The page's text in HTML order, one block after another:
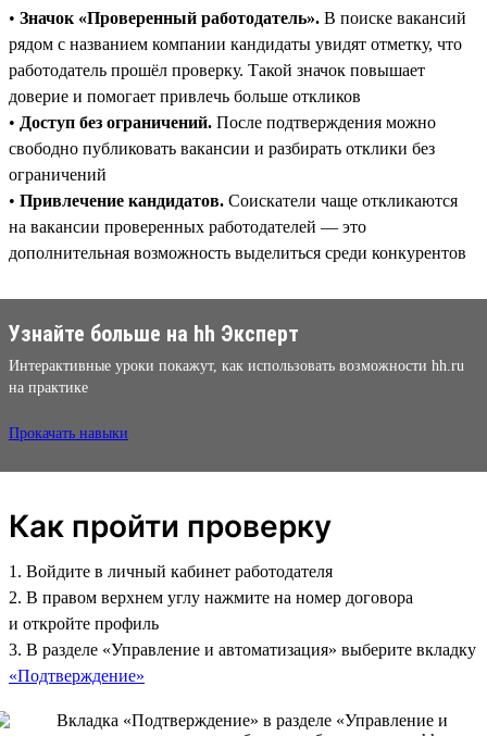
• Значок «Проверенный работодатель». В поиске вакансий
рядом с названием компании кандидаты увидят отметку, что
работодатель прошёл проверку. Такой значок повышает
доверие и помогает привлечь больше откликов
• Доступ без ограничений. После подтверждения можно
свободно публиковать вакансии и разбирать отклики без
ограничений
• Привлечение кандидатов. Соискатели чаще откликаются
на вакансии проверенных работодателей — это
дополнительная возможность выделиться среди конкурентов
Узнайте больше на hh Эксперт
Интерактивные уроки покажут, как использовать возможности hh.ru
на практике
Прокачать навыки
Как пройти проверку
1. Войдите в личный кабинет работодателя
2. В правом верхнем углу нажмите на номер договора
и откройте профиль
3. В разделе «Управление и автоматизация» выберите вкладку
«Подтверждение»